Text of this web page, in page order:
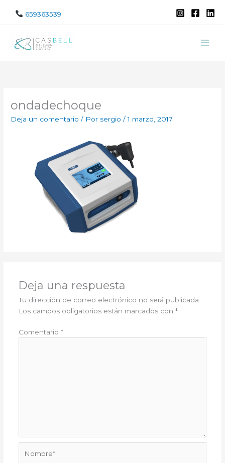
contenido
659363539
ondadechoque
Deja un comentario / Por sergio/1 marzo, 2017
Deja una respuesta
Tu dirección de correo electrónico no será publicada.
Los campos obligatorios están marcados con *
Comentario *